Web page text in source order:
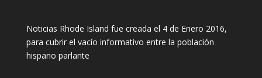
Noticias Rhode Island fue creada el 4 de Enero 2016,
para cubrir el vacío informativo entre la población
hispano parlante